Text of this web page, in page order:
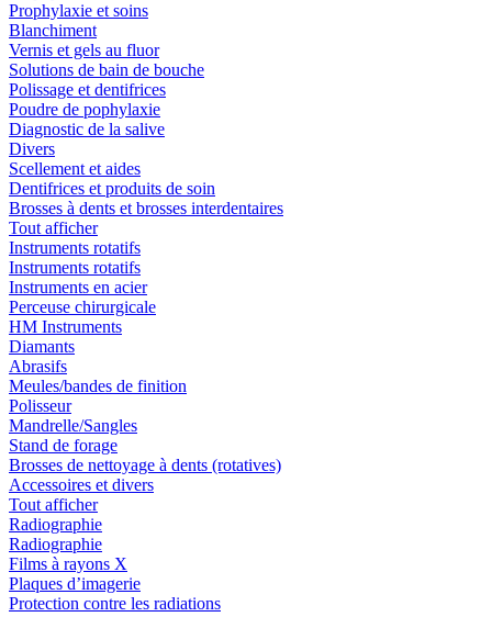
Prophylaxie et soins
Blanchiment
Vernis et gels au fluor
Solutions de bain de bouche
Polissage et dentifrices
Poudre de pophylaxie
Diagnostic de la salive
Divers
Scellement et aides
Dentifrices et produits de soin
Brosses à dents et brosses interdentaires
Tout afficher
Instruments rotatifs
Instruments rotatifs
Instruments en acier
Perceuse chirurgicale
HM Instruments
Diamants
Abrasifs
Meules/bandes de finition
Polisseur
Mandrelle/Sangles
Stand de forage
Brosses de nettoyage à dents (rotatives)
Accessoires et divers
Tout afficher
Radiographie
Radiographie
Films à rayons X
Plaques d’imagerie
Protection contre les radiations